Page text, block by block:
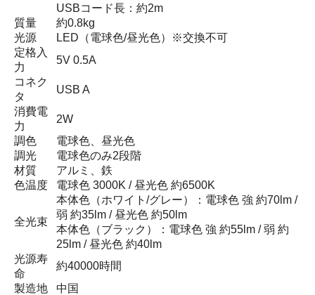
USBコード長：約2m
質量
約0.8kg
光源
LED（電球色/昼光色）※交換不可
定格入
力
5V 0.5A
コネク
タ
USB A
消費電
力
2W
調色
電球色、昼光色
調光
電球色のみ2段階
材質
アルミ、鉄
色温度
電球色 3000K / 昼光色 約6500K
全光束
本体色（ホワイト/グレー）：電球色 強 約70lm /
弱 約35lm / 昼光色 約50lm
本体色（ブラック）：電球色 強 約55lm / 弱 約
25lm / 昼光色 約40lm
光源寿
命
約40000時間
製造地
中国